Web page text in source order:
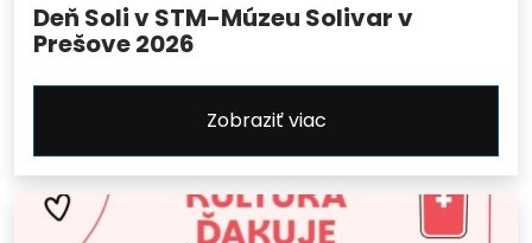
Deň Soli v STM-Múzeu Solivar v
Prešove 2026
Zobraziť viac